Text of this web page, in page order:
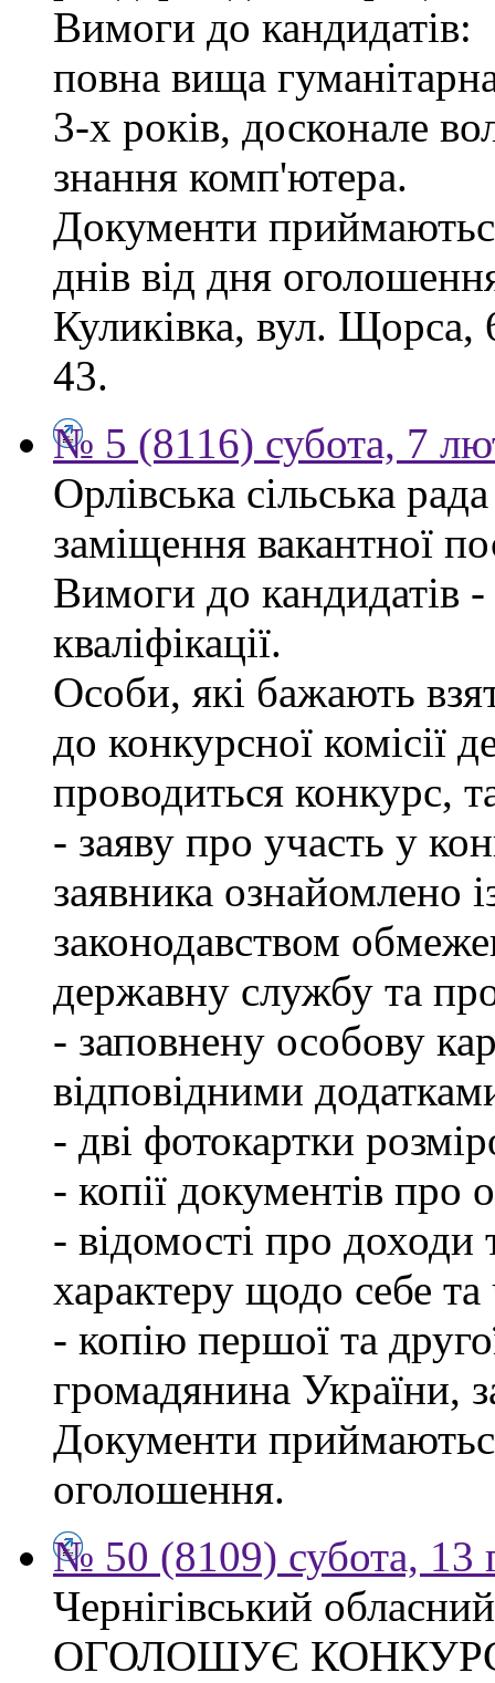
Вимоги до кандидатів:
повна вища
3-х років, досконале
знання комп'ютера.
Документи
днів від дня
Куликівка, вул.
43.
№ 5 (8116) субота, 7
Орлівська сільська
заміщення вакантної
Вимоги до кандидатів -
кваліфікації.
Особи, які бажають
до конкурсної комісії
проводиться конкурс,
- заяву про участь у
заявника ознайомлено
законодавством
державну службу та
- заповнену особову
відповідними
- дві фотокартки
- копії документів про
- відомості про доходи
характеру щодо себе та
- копію першої та
громадянина України,
Документи
оголошення.
№ 50 (8109) субота, 13
Чернігівський
ОГОЛОШУЄ